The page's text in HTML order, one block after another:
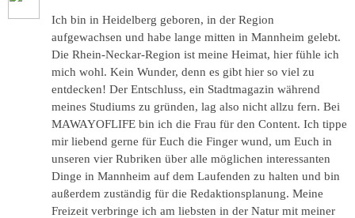
Ich bin in Heidelberg geboren, in der Region
aufgewachsen und habe lange mitten in Mannheim gelebt.
Die Rhein-Neckar-Region ist meine Heimat, hier fühle ich
mich wohl. Kein Wunder, denn es gibt hier so viel zu
entdecken! Der Entschluss, ein Stadtmagazin während
meines Studiums zu gründen, lag also nicht allzu fern. Bei
MAWAYOFLIFE bin ich die Frau für den Content. Ich tippe
mir liebend gerne für Euch die Finger wund, um Euch in
unseren vier Rubriken über alle möglichen interessanten
Dinge in Mannheim auf dem Laufenden zu halten und bin
außerdem zuständig für die Redaktionsplanung. Meine
Freizeit verbringe ich am liebsten in der Natur mit meiner